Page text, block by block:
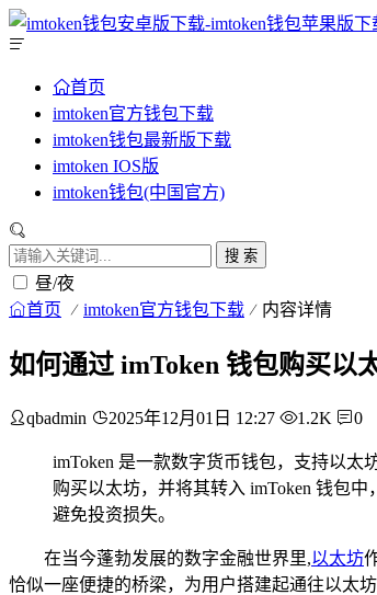
首页
imtoken官方钱包下载
imtoken钱包最新版下载
imtoken IOS版
imtoken钱包(中国官方)
搜 索
昼/夜
首页 imtoken官方钱包下载 内容详情
如何通过 imToken 钱包购买以
qbadmin 2025年12月01日 12:27 1.2K 0
imToken 是一款数字货币钱包，支持以
购买以太坊，并将其转入 imToken 钱包
避免投资损失。
在当今蓬勃发展的数字金融世界里,以太坊
恰似一座便捷的桥梁，为用户搭建起通往以太